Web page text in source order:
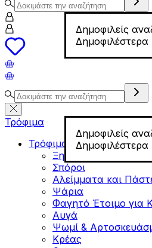
Δημοφιλείς
Δημοφιλέστερα
Δημοφιλείς
Δημοφιλέστερα
Τρόφιμα
Τρόφιμα για Fitness
Ξηροί Καρποί
Σπόροι
Αλείμματα και
Ψάρια
Φαγητό Έτοιμο για
Αυγά
Ψωμί &
Κρέας